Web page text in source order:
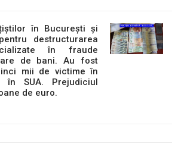
în București și
destructurarea
în fraude
de bani. Au fost
mii de victime în
SUA. Prejudiciul
de euro.